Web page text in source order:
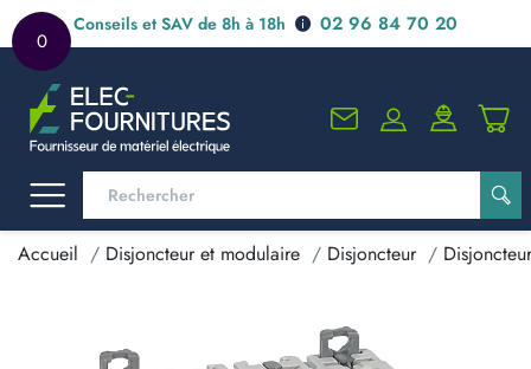
0
Conseils et SAV de 8h à 18h 02 96 84 70 20
Accueil Disjoncteur et modulaire Disjoncteur